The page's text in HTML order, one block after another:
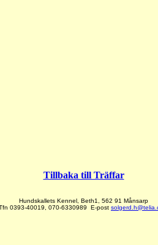
Tillbaka till Träffar
Hundskallets Kennel, Beth1, 562 91 Månsarp
fn 0393-40019, 070-6330989 E-post